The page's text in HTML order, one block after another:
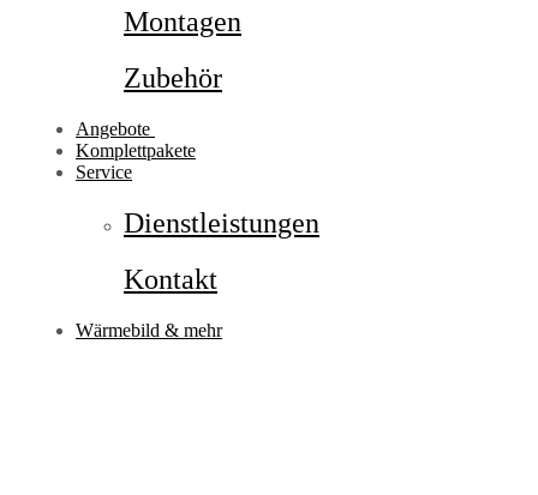
Montagen
Zubehör
Angebote
Komplettpakete
Service
Dienstleistungen
Kontakt
Wärmebild & mehr